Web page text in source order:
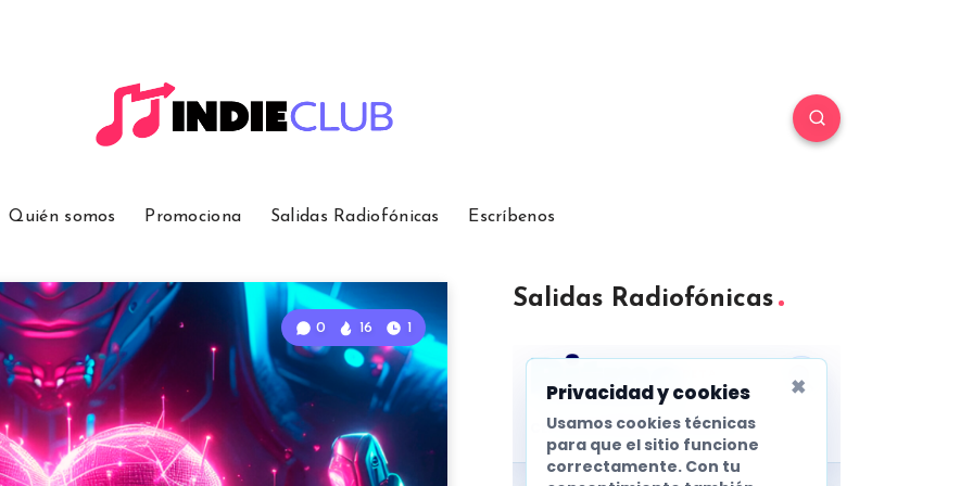
Quién somos Promociona Salidas Radiofónicas Escríbenos
0 16 1
Salidas Radiofónicas